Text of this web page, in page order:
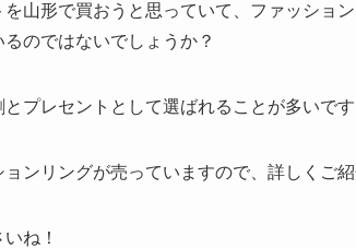
山形で買おうと思っていて、ファッショ
のではないでしょうか？
プレセントとして選ばれることが多いです
ンリングが売っていますので、詳しくご紹
ね！